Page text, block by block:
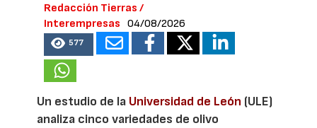
Redacción Tierras /
Interempresas
04/08/2026
577
Un estudio de la Universidad de León (ULE)
analiza cinco variedades de olivo